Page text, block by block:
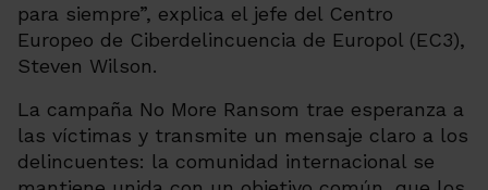
para siempre”, explica el jefe del Centro
Europeo de Ciberdelincuencia de Europol (EC3),
Steven Wilson.
La campaña No More Ransom trae esperanza a
las víctimas y transmite un mensaje claro a los
delincuentes: la comunidad internacional se